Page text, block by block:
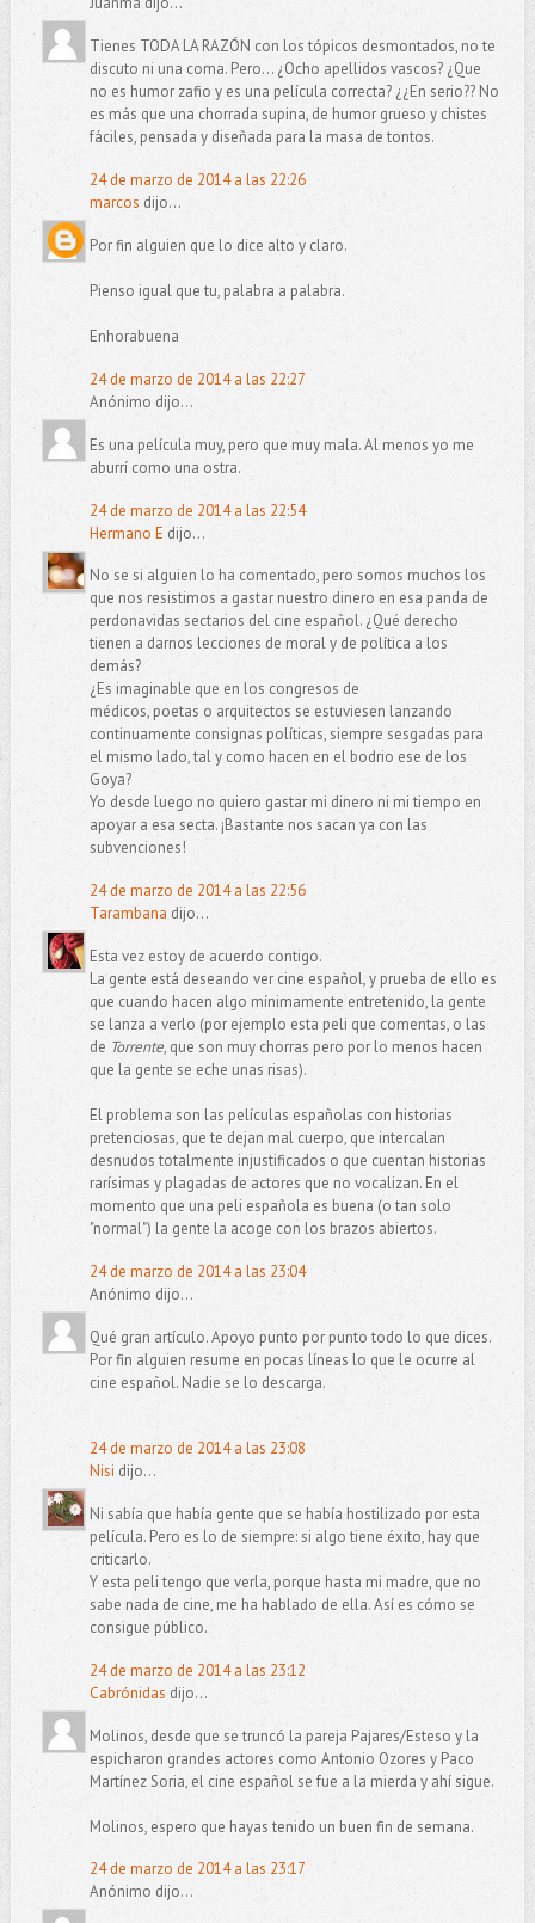
Tienes TODA LA RAZÓN con los tópicos desmontados, no te
discuto ni una coma. Pero... ¿Ocho apellidos vascos? ¿Que
no es humor zafio y es una película correcta? ¿¿En serio?? No
es más que una chorrada supina, de humor grueso y chistes
fáciles, pensada y diseñada para la masa de tontos.
24 de marzo de 2014 a las 22:26
marcos dijo...
Por fin alguien que lo dice alto y claro.
Pienso igual que tu, palabra a palabra.
Enhorabuena
24 de marzo de 2014 a las 22:27
Anónimo dijo...
Es una película muy, pero que muy mala. Al menos yo me
aburrí como una ostra.
24 de marzo de 2014 a las 22:54
Hermano E dijo...
No se si alguien lo ha comentado, pero somos muchos los
que nos resistimos a gastar nuestro dinero en esa panda de
perdonavidas sectarios del cine español. ¿Qué derecho
tienen a darnos lecciones de moral y de política a los
demás?
¿Es imaginable que en los congresos de
médicos, poetas o arquitectos se estuviesen lanzando
continuamente consignas políticas, siempre sesgadas para
el mismo lado, tal y como hacen en el bodrio ese de los
Goya?
Yo desde luego no quiero gastar mi dinero ni mi tiempo en
apoyar a esa secta. ¡Bastante nos sacan ya con las
subvenciones!
24 de marzo de 2014 a las 22:56
Tarambana dijo...
Esta vez estoy de acuerdo contigo.
La gente está deseando ver cine español, y prueba de ello es
que cuando hacen algo mínimamente entretenido, la gente
se lanza a verlo (por ejemplo esta peli que comentas, o las
de Torrente, que son muy chorras pero por lo menos hacen
que la gente se eche unas risas).
El problema son las películas españolas con historias
pretenciosas, que te dejan mal cuerpo, que intercalan
desnudos totalmente injustificados o que cuentan historias
rarísimas y plagadas de actores que no vocalizan. En el
momento que una peli española es buena (o tan solo
"normal") la gente la acoge con los brazos abiertos.
24 de marzo de 2014 a las 23:04
Anónimo dijo...
Qué gran artículo. Apoyo punto por punto todo lo que dices.
Por fin alguien resume en pocas líneas lo que le ocurre al
cine español. Nadie se lo descarga.
24 de marzo de 2014 a las 23:08
Nisi dijo...
Ni sabía que había gente que se había hostilizado por esta
película. Pero es lo de siempre: si algo tiene éxito, hay que
criticarlo.
Y esta peli tengo que verla, porque hasta mi madre, que no
sabe nada de cine, me ha hablado de ella. Así es cómo se
consigue público.
24 de marzo de 2014 a las 23:12
Cabrónidas dijo...
Molinos, desde que se truncó la pareja Pajares/Esteso y la
espicharon grandes actores como Antonio Ozores y Paco
Martínez Soria, el cine español se fue a la mierda y ahí sigue.
Molinos, espero que hayas tenido un buen fin de semana.
24 de marzo de 2014 a las 23:17
Anónimo dijo...